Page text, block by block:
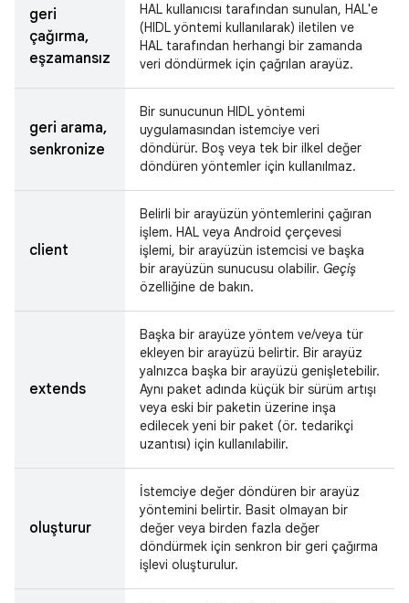
geri
çağırma,
eşzamansız
HAL kullanıcısı tarafından sunulan, HAL'e
(HIDL yöntemi kullanılarak) iletilen ve
HAL tarafından herhangi bir zamanda
veri döndürmek için çağrılan arayüz.
geri arama,
senkronize
Bir sunucunun HIDL yöntemi
uygulamasından istemciye veri
döndürür. Boş veya tek bir ilkel değer
döndüren yöntemler için kullanılmaz.
client
Belirli bir arayüzün yöntemlerini çağıran
işlem. HAL veya Android çerçevesi
işlemi, bir arayüzün istemcisi ve başka
bir arayüzün sunucusu olabilir. Geçiş
özelliğine de bakın.
extends
Başka bir arayüze yöntem ve/veya tür
ekleyen bir arayüzü belirtir. Bir arayüz
yalnızca başka bir arayüzü genişletebilir.
Aynı paket adında küçük bir sürüm artışı
veya eski bir paketin üzerine inşa
edilecek yeni bir paket (ör. tedarikçi
uzantısı) için kullanılabilir.
oluşturur
İstemciye değer döndüren bir arayüz
yöntemini belirtir. Basit olmayan bir
değer veya birden fazla değer
döndürmek için senkron bir geri çağırma
işlevi oluşturulur.